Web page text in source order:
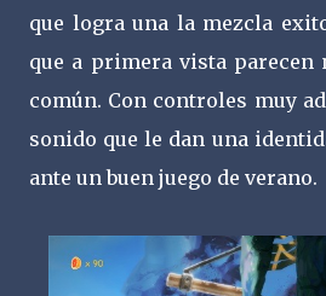
que logra una la mezcla
que a primera vista parecen
común. Con controles muy
sonido que le dan una
ante un buen juego de verano.